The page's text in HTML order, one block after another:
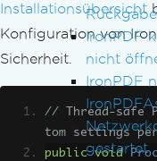
IronPDF
nicht
IronPDF
gestartet
Installationsübersicht
Konfiguration von
Sicherheit.
// Thread-safe
tom settings
public
void